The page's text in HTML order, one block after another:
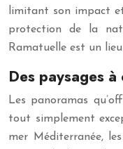
limitant son impact
protection de la
Ramatuelle est un
Des paysages
Les panoramas
tout simplement
mer Méditerranée,